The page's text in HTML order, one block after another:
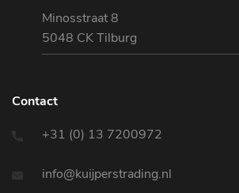
Minosstraat 8
5048 CK Tilburg
Contact
+31 (0) 13 7200972
info@kuijperstrading.nl